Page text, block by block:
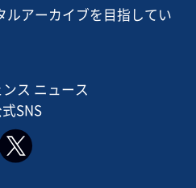
ルアーカイブを目指してい
ス ニュース
SNS